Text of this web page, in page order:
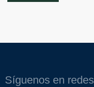
Síguenos en redes